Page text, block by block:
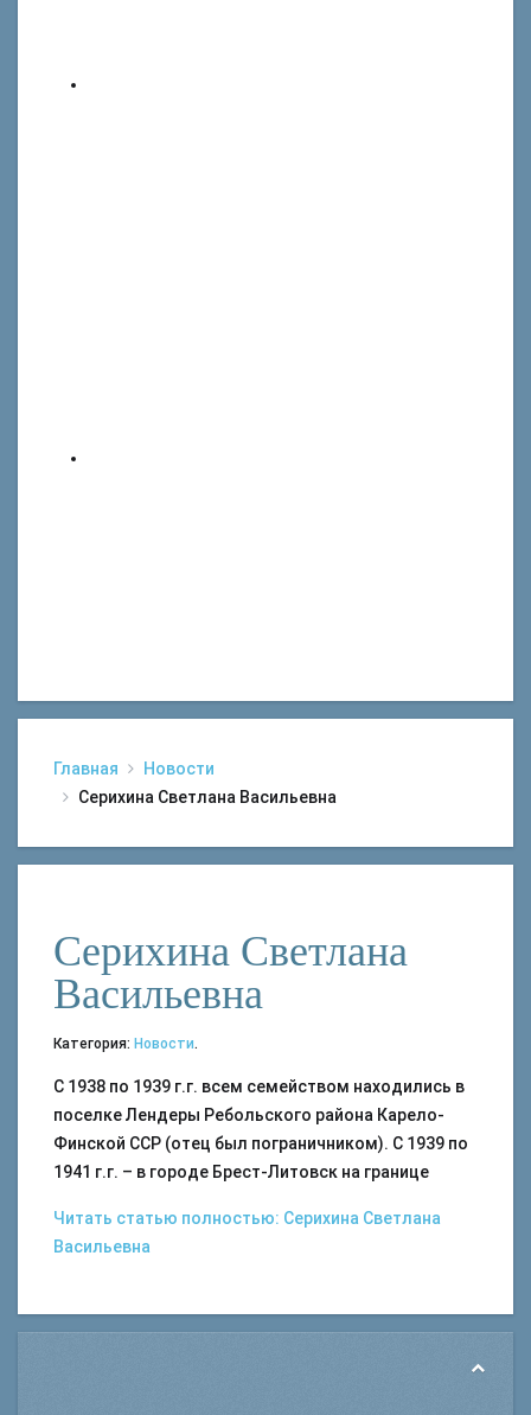
Главная
Новости
Серихина Светлана Васильевна
Серихина Светлана
Васильевна
Категория: Новости.
С 1938 по 1939 г.г. всем семейством находились в
поселке Лендеры Ребольского района Карело-
Финской ССР (отец был пограничником). С 1939 по
1941 г.г. – в городе Брест-Литовск на границе
Читать статью полностью: Серихина Светлана
Васильевна